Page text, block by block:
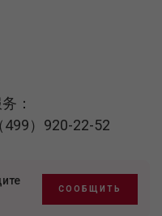
：
499）920-22-52
СООБЩИТЬ